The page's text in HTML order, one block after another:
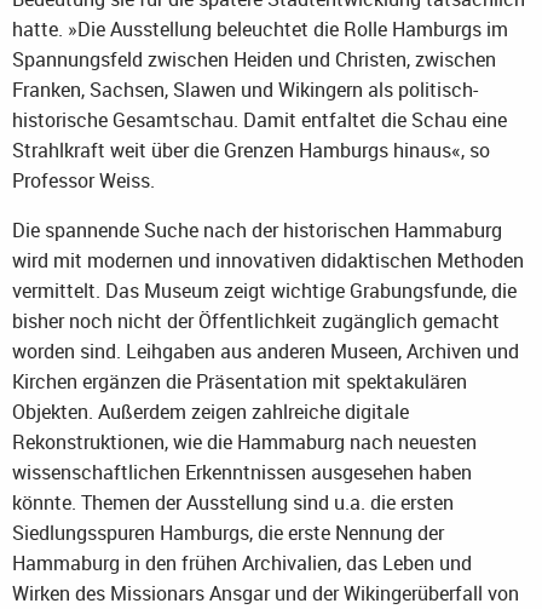
hatte. »Die Ausstellung beleuchtet die Rolle Hamburgs im
Spannungsfeld zwischen Heiden und Christen, zwischen
Franken, Sachsen, Slawen und Wikingern als politisch-
historische Gesamtschau. Damit entfaltet die Schau eine
Strahlkraft weit über die Grenzen Hamburgs hinaus«, so
Professor Weiss.
Die spannende Suche nach der historischen Hammaburg
wird mit modernen und innovativen didaktischen Methoden
vermittelt. Das Museum zeigt wichtige Grabungsfunde, die
bisher noch nicht der Öffentlichkeit zugänglich gemacht
worden sind. Leihgaben aus anderen Museen, Archiven und
Kirchen ergänzen die Präsentation mit spektakulären
Objekten. Außerdem zeigen zahlreiche digitale
Rekonstruktionen, wie die Hammaburg nach neuesten
wissenschaftlichen Erkenntnissen ausgesehen haben
könnte. Themen der Ausstellung sind u.a. die ersten
Siedlungsspuren Hamburgs, die erste Nennung der
Hammaburg in den frühen Archivalien, das Leben und
Wirken des Missionars Ansgar und der Wikingerüberfall von